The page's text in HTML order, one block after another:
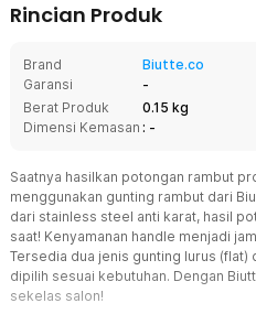
Rincian Produk
Brand
Biutte.co
Garansi
-
Berat Produk
0.15 kg
Dimensi Kemasan : -
Saatnya hasilkan potongan rambut
menggunakan gunting rambut dari
dari stainless steel anti karat, hasil
saat! Kenyamanan handle menjadi
Tersedia dua jenis gunting lurus (flat)
dipilih sesuai kebutuhan. Dengan
sekelas salon!